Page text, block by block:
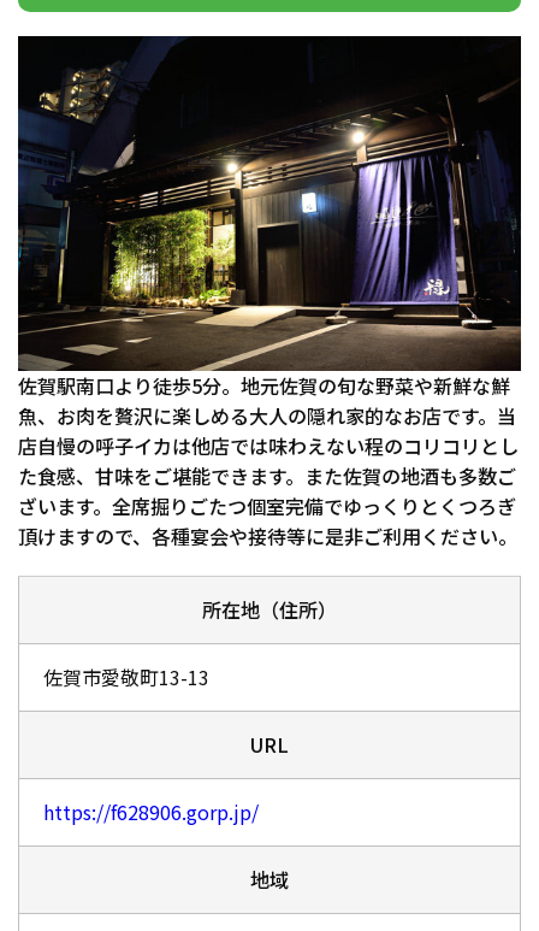
佐賀駅南口より徒歩5分。地元佐賀の旬な野菜や新鮮な鮮
魚、お肉を贅沢に楽しめる大人の隠れ家的なお店です。当
店自慢の呼子イカは他店では味わえない程のコリコリとし
た食感、甘味をご堪能できます。また佐賀の地酒も多数ご
ざいます。全席掘りごたつ個室完備でゆっくりとくつろぎ
頂けますので、各種宴会や接待等に是非ご利用ください。
所在地（住所）
佐賀市愛敬町13-13
URL
https://f628906.gorp.jp/
地域